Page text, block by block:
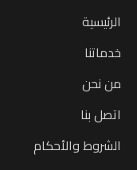
الرئيسية
خدماتنا
من نحن
اتصل بنا
الشروط والأحكام